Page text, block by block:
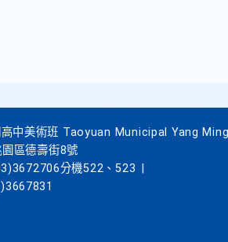
高中美術班 Taoyuan Municipal Yang
區德壽街8號
分機522、523